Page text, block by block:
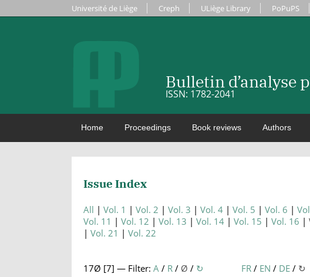
Université de Liège Creph ULiège Library PoPuPS
Bulletin d’analyse
ISSN: 1782-2041
Home Proceedings Book reviews Authors
Issue Index
All Vol. 1 Vol. 2 Vol. 3 Vol. 4 Vol. 5 Vol. 6
Vol. 11
Vol. 12 Vol. 13 Vol. 14 Vol. 15 Vol. 16
Vol. 21
Vol. 22
17Ø [7] — Filter: A / R / Ø / ↻ FR / EN / DE / ↻